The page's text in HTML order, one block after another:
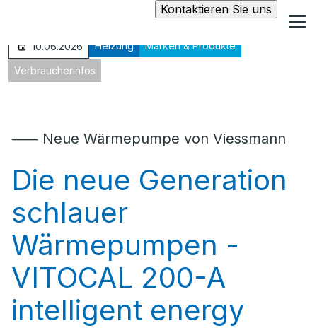
Kontaktieren Sie uns
10.06.2026 Heizung Marken & Produkte
Verbraucherinfos
⸺ Neue Wärmepumpe von Viessmann
Die neue Generation
schlauer
Wärmepumpen -
VITOCAL 200-A
intelligent energy